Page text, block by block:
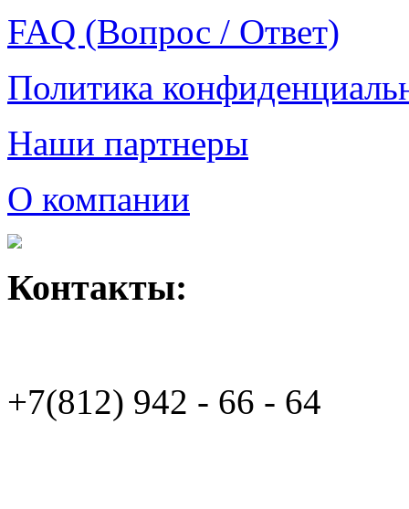
FAQ (Вопрос / Ответ)
Политика
Наши партнеры
О компании
Контакты:
+7(812) 942 - 66 - 64